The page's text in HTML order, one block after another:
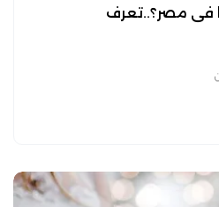
فى مصر؟..تعرف